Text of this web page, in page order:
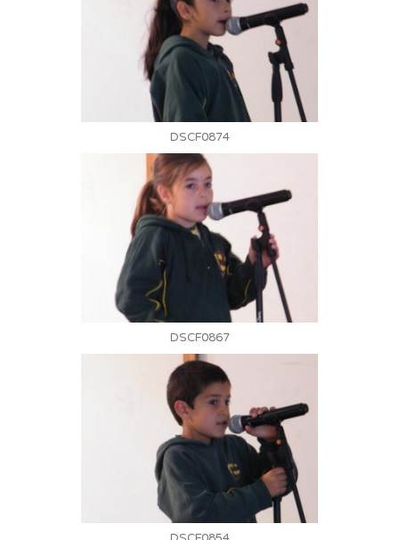
DSCF0874
DSCF0867